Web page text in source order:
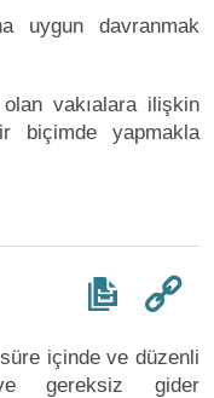
uygun davranmak
olan vakıalara ilişkin
biçimde yapmakla
içinde ve düzenli
gereksiz gider